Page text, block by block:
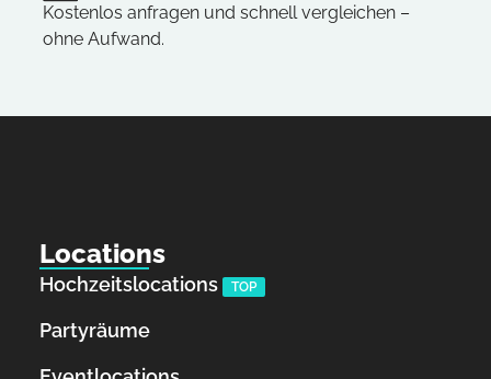
Kostenlos anfragen und schnell vergleichen –
ohne Aufwand.
Locations
Hochzeitslocations TOP
Partyräume